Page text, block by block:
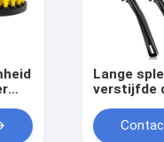
Lange
verstijfde
badkamer
hoek